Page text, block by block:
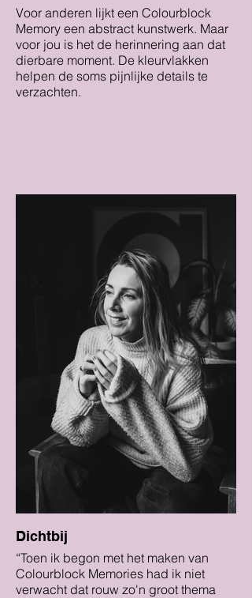
Voor anderen lijkt een Colourblock
Memory een abstract kunstwerk. Maar
voor jou is het de herinnering aan dat
dierbare moment. De kleurvlakken
helpen de soms pijnlijke details te
verzachten.
Dichtbij
“Toen ik begon met het maken van
Colourblock Memories had ik niet
verwacht dat rouw zo'n groot thema